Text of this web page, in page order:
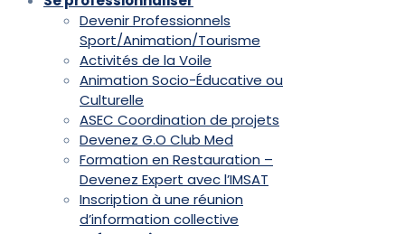
Devenir Professionnels
Sport/Animation/Tourisme
Activités de la Voile
Animation Socio-Éducative ou
Culturelle
ASEC Coordination de projets
Devenez G.O Club Med
Formation en Restauration –
Devenez Expert avec l’IMSAT
Inscription à une réunion
d’information collective